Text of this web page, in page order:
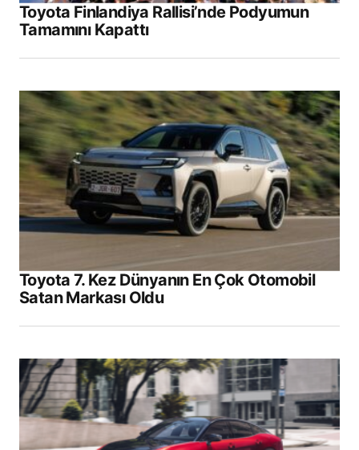
Toyota Finlandiya Rallisi’nde Podyumun
Tamamını Kapattı
Toyota 7. Kez Dünyanın En Çok Otomobil
Satan Markası Oldu